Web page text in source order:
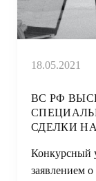
18.05.2021
ВС РФ
СДЕЛКИ
Конкурсный
заявлением